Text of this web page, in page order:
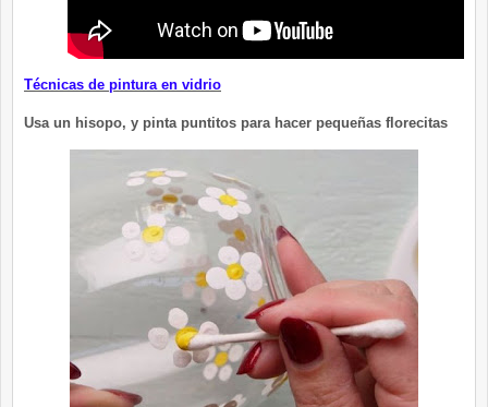
Técnicas de pintura en vidrio
Usa un hisopo, y pinta puntitos para hacer pequeñas florecitas